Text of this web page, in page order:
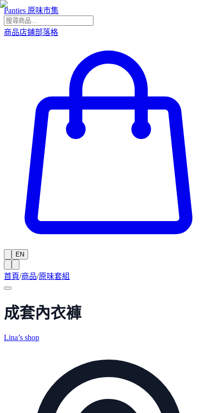
Panties 原味市集
商品店鋪部落格
EN
首頁/商品/原味套組
成套內衣褲
Lina’s shop